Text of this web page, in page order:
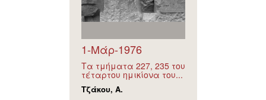
1-Μάρ-1976
Τα τμήματα 227, 235 του
τέταρτου ημικίονα του...
Τζάκου, Α.